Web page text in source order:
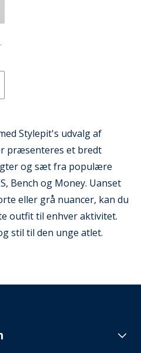
Blue
Stylepit's udvalg af
præsenteres et bredt
og sæt fra populære
Bench og Money. Uanset
eller grå nuancer, kan du
outfit til enhver aktivitet.
stil til den unge atlet.